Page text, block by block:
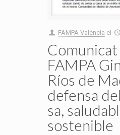
FAMPA València el
Comunicat
FAMPA
Ríos de
defensa
sa,
sostenible